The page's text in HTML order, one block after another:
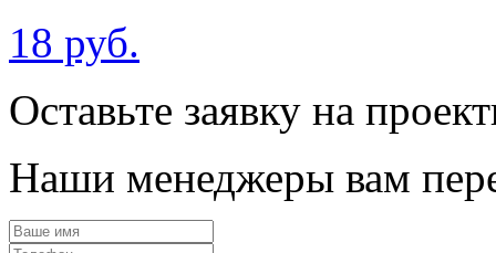
18 руб.
Оставьте заявку на
Наши менеджеры вам